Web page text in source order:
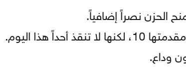
الحزن نصراً إضافياً.
هذا اليوم.
وداع.